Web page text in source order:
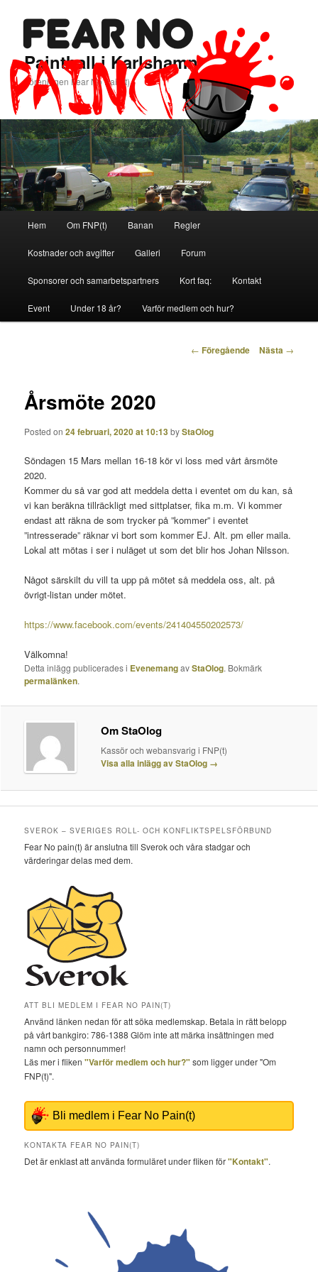
Paintball i Karlshamn
Föreningen Fear No Pain(t)
Hoppa
till
primärt
Hoppa
till
sekundärt
Hem Om FNP(t) Banan Regler
Kostnader och avgifter Galleri Forum
Sponsorer och samarbetspartners Kort faq: Kontakt
Event Under 18 år? Varför medlem och hur?
Inläggsnavigering
← Föregående Nästa →
Årsmöte 2020
Posted on 24 februari, 2020 at 10:13byStaOlog
Söndagen 15 Mars mellan 16-18 kör vi loss med vårt årsmöte
2020.
Kommer du så var god att meddela detta i eventet om du kan, så
vi kan beräkna tillräckligt med sittplatser, fika m.m. Vi kommer
endast att räkna de som trycker på ”kommer” i eventet
”intresserade” räknar vi bort som kommer EJ. Alt. pm eller maila.
Lokal att mötas i ser i nuläget ut som det blir hos Johan Nilsson.
Något särskilt du vill ta upp på mötet så meddela oss, alt. på
övrigt-listan under mötet.
https://www.facebook.com/events/241404550202573/
Välkomna!
Detta inlägg publicerades i EvenemangavStaOlog. Bokmärk
permalänken.
Om StaOlog
Kassör och webansvarig i FNP(t)
Visa alla inlägg av StaOlog →
SVEROK – SVERIGES ROLL- OCH KONFLIKTSPELSFÖRBUND
Fear No pain(t) är anslutna till Sverok och våra stadgar och
värderingar delas med dem.
ATT BLI MEDLEM I FEAR NO PAIN(T)
Använd länken nedan för att söka medlemskap. Betala in rätt belopp
på vårt bankgiro: 786-1388 Glöm inte att märka insättningen med
namn och personnummer!
Läs mer i fliken"Varför medlem och hur?" som ligger under "Om
FNP(t)".
Bli medlem i Fear No Pain(t)
KONTAKTA FEAR NO PAIN(T)
Det är enklast att använda formuläret under fliken för"Kontakt".